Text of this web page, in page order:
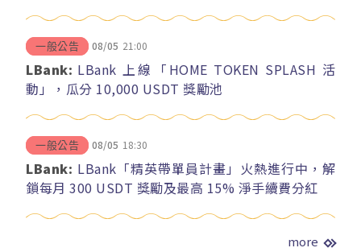
一般公告 08/05 21:00
LBank: LBank 上線「HOME TOKEN SPLASH 活
動」，瓜分 10,000 USDT 獎勵池
一般公告 08/05 18:30
LBank: LBank「精英帶單員計畫」火熱進行中，解
鎖每月 300 USDT 獎勵及最高 15% 淨手續費分紅
more